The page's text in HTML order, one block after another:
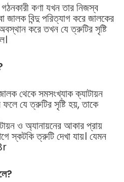
কণা যখন তার নিজস্ব
জালক বিন্দু পরিত্যাগ করে জালকের
করে তখন যে ত্রুটির সৃষ্টি
থেকে সমসংখ্যাক ক্যাটায়ন
ফলে যে ত্রুটির সৃষ্টি হয়, তাকে
ও অ্যানায়নের আকার প্রায়
স্কটকি ত্রুটি দেখা যায়। যেমন
?